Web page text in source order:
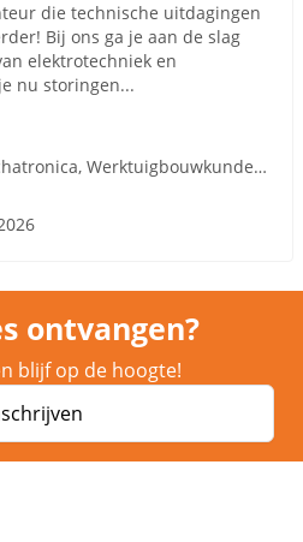
die technische uitdagingen
Bij ons ga je aan de slag
elektrotechniek en
nu storingen...
Elektrotechniek, Mechatronica, Werktuigbouwkunde, Hydrauliek
ontvangen?
blijf op de hoogte!